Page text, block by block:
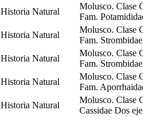
Historia Natural
Molusco. Clase
Fam.
Historia Natural
Molusco. Clase
Fam.
Historia Natural
Molusco. Clase
Fam.
Historia Natural
Molusco. Clase
Fam.
Historia Natural
Molusco. Clase
Cassidae Dos